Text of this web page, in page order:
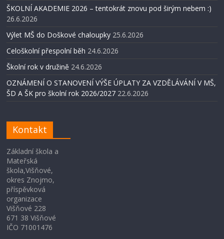
ŠKOLNÍ AKADEMIE 2026 – tentokrát znovu pod širým nebem :)
26.6.2026
Výlet MŠ do Doškové chaloupky 25.6.2026
Celoškolní přespolní běh 24.6.2026
Školní rok v družině 24.6.2026
OZNÁMENÍ O STANOVENÍ VÝŠE ÚPLATY ZA VZDĚLÁVÁNÍ V MŠ,
ŠD A ŠK pro školní rok 2026/2027 22.6.2026
Kontakt
Základní škola a
Mateřská
škola,Višňové,
okres Znojmo,
příspěvková
organizace
Višňové 228
671 38 Višňové
IČO 71001476